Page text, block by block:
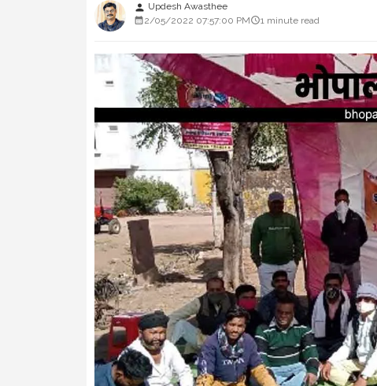
person Updesh Awasthee
2/05/2022 07:57:00 PM
1 minute read